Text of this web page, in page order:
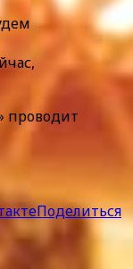
проводит
Поделиться